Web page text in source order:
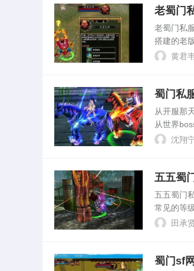
后却是一
灰色产业
在2010
服务...
老蜀门
老蜀门私
搭建的老
了著作权
黄君
蜀门私
从开服那
从世界
进去了，
沈翔
五五蜀
五五蜀门
常见的等
任务和氪
田承
蜀门sf